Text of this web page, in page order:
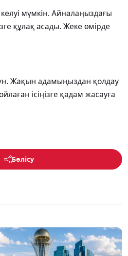
мүмкін. Айналаңыздағы
құлақ асады. Жеке өмірде
Жақын адамыңыздан қолдау
ісіңізге қадам жасауға
Бөлісу